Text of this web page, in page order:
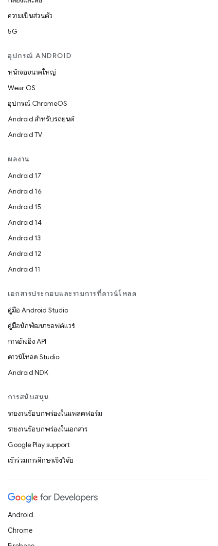
ความเป็นส่วนตัว
5G
อุปกรณ์ ANDROID
หน้าจอขนาดใหญ่
Wear OS
อุปกรณ์ ChromeOS
Android สำหรับรถยนต์
Android TV
ผลงาน
Android 17
Android 16
Android 15
Android 14
Android 13
Android 12
Android 11
เอกสารประกอบและรายการที่ดาวน์โหลด
คู่มือ Android Studio
คู่มือนักพัฒนาซอฟต์แวร์
การอ้างอิง API
ดาวน์โหลด Studio
Android NDK
การสนับสนุน
รายงานข้อบกพร่องในแพลตฟอร์ม
รายงานข้อบกพร่องในเอกสาร
Google Play support
เข้าร่วมการศึกษาเชิงวิจัย
Android
Chrome